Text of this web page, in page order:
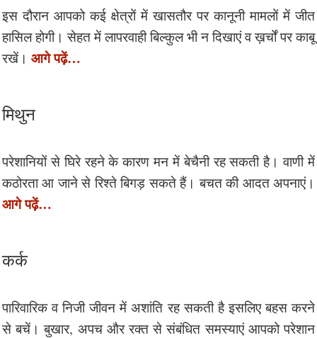
इस दौरान आपको कई क्षेत्रों में खासतौर पर कानूनी मामलों में जीत
हासिल होगी। सेहत में लापरवाही बिल्कुल भी न दिखाएं व ख़र्चों पर काबू
रखें। आगे पढ़ें…
मिथुन
परेशानियों से घिरे रहने के कारण मन में बेचैनी रह सकती है। वाणी में
कठोरता आ जाने से रिश्ते बिगड़ सकते हैं। बचत की आदत अपनाएं।
आगे पढ़ें…
कर्क
पारिवारिक व निजी जीवन में अशांति रह सकती है इसलिए बहस करने
से बचें। बुखार, अपच और रक्त से संबंधित समस्याएं आपको परेशान